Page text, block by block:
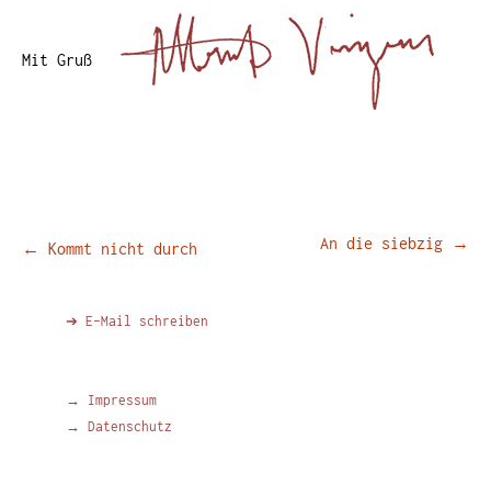
Mit Gruß
Beitragsnavigation
← Kommt nicht durch An die siebzig →
➔ E-Mail schreiben
→ Impressum
→ Datenschutz